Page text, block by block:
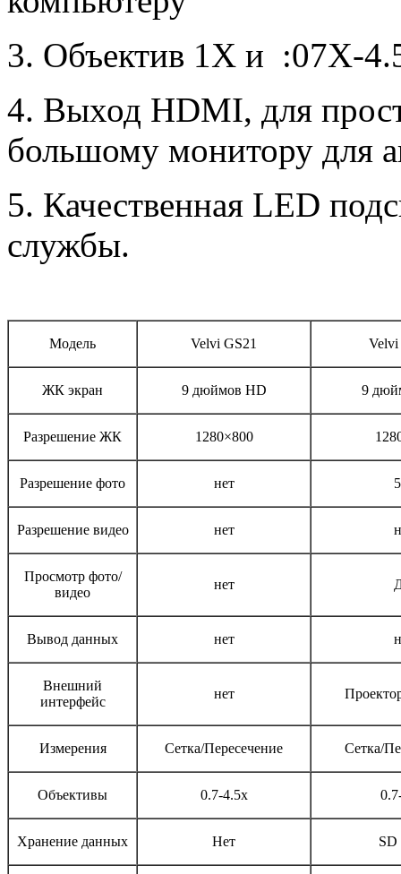
3. Объектив 1X и :07X-
4. Выход HDMI, для
большому монитору для
5. Качественная LED
службы.
Модель Velvi GS21
ЖК экран 9 дюймов HD 9
Разрешение ЖК 1280×800
Разрешение фото нет
Разрешение видео нет
Просмотр фото/
видео
нет
Вывод данных нет
Внешний
интерфейс
нет
Измерения Сетка/Пересечение Сетка/
Объективы 0.7-4.5х
Хранение данных Нет SD